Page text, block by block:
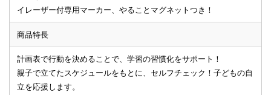
イレーザー付専用マーカー、やることマグネットつき！
商品特長
計画表で行動を決めることで、学習の習慣化をサポート！
親子で立てたスケジュールをもとに、セルフチェック！子どもの自
立を応援します。